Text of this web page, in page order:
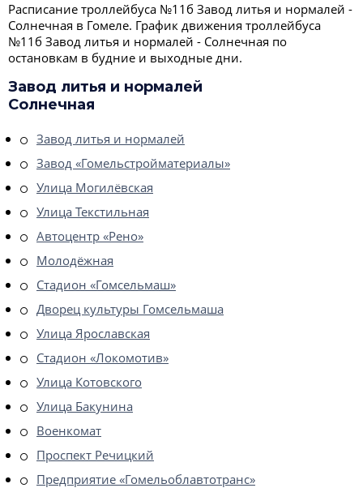
Расписание троллейбуса №11б Завод литья и нормалей -
Солнечная в Гомеле. График движения троллейбуса
№11б Завод литья и нормалей - Солнечная по
остановкам в будние и выходные дни.
Завод литья и нормалей
Солнечная
Завод литья и нормалей
Завод «Гомельстройматериалы»
Улица Могилёвская
Улица Текстильная
Автоцентр «Рено»
Молодёжная
Стадион «Гомсельмаш»
Дворец культуры Гомсельмаша
Улица Ярославская
Стадион «Локомотив»
Улица Котовского
Улица Бакунина
Военкомат
Проспект Речицкий
Предприятие «Гомельоблавтотранс»